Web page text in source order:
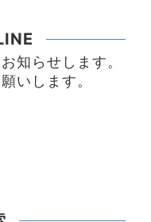
知らせします。
いします。